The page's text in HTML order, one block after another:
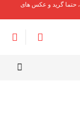
حتما گرید و عکس های